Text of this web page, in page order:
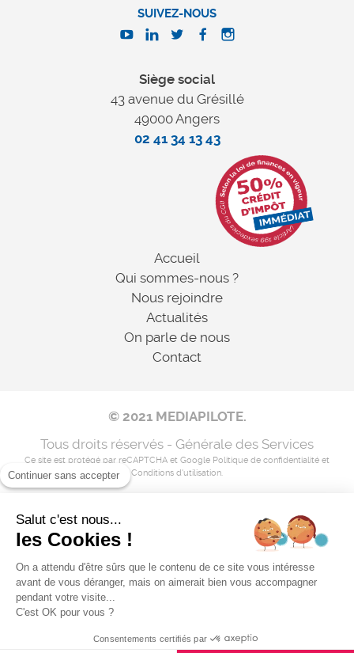
Siège social
43 avenue du Grésillé
49000 Angers
02 41 34 13 43
SUIVEZ-NOUS
Accueil
Qui sommes-nous ?
Nous rejoindre
Actualités
On parle de nous
Contact
© 2021 MEDIAPILOTE.
Tous droits réservés - Générale des Services
Ce site est protégé par reCAPTCHA et Google Politique de confidentialité et
Conditions d'utilisation
Flux RSS
Continuer sans accepter
Salut c'est nous...
les Cookies !
On a attendu d'être sûrs que le contenu de ce site vous intéresse
avant de vous déranger, mais on aimerait bien vous accompagner
pendant votre visite...
C'est OK pour vous ?
Consentements certifiés par